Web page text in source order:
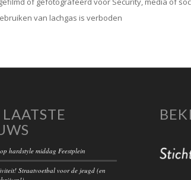
van lachgas is verboden
hardstyle middag Feestplein
Straatvoetbal voor de jeugd (en